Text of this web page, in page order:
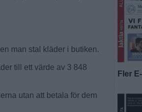
man stal kläder i butiken.
till ett värde av 3 848
utan att betala för dem
Fler